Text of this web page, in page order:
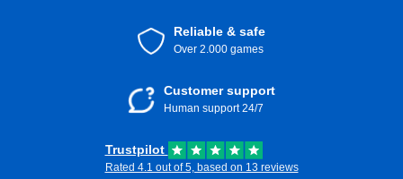
Reliable & safe
Over 2.000 games
Customer support
Human support 24/7
Trustpilot
Rated 4.1 out of 5, based on 13 reviews